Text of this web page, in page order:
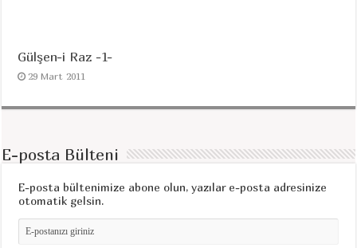
Gülşen-i Raz -1-
29 Mart 2011
E-posta Bülteni
E-posta bültenimize abone olun, yazılar e-posta adresinize
otomatik gelsin.